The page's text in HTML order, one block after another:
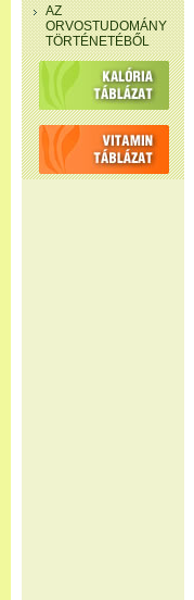
AZ
ORVOSTUDOMÁNY
TÖRTÉNETÉBŐL